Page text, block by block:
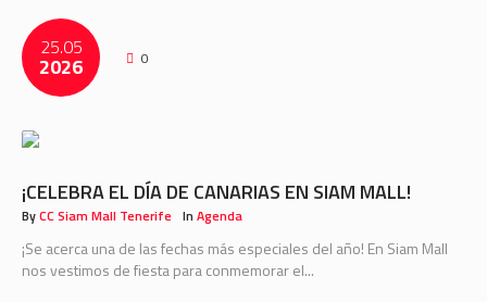
25.05
2026 0
¡CELEBRA EL DÍA DE CANARIAS EN SIAM MALL!
ByCC Siam Mall Tenerife In Agenda
¡Se acerca una de las fechas más especiales del año! En Siam Mall
nos vestimos de fiesta para conmemorar el...